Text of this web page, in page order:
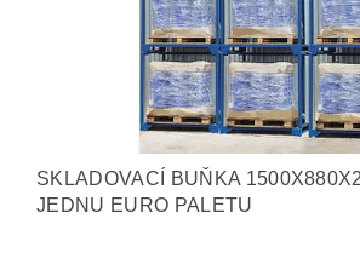
SKLADOVACÍ BUŇKA
JEDNU EURO PALETU